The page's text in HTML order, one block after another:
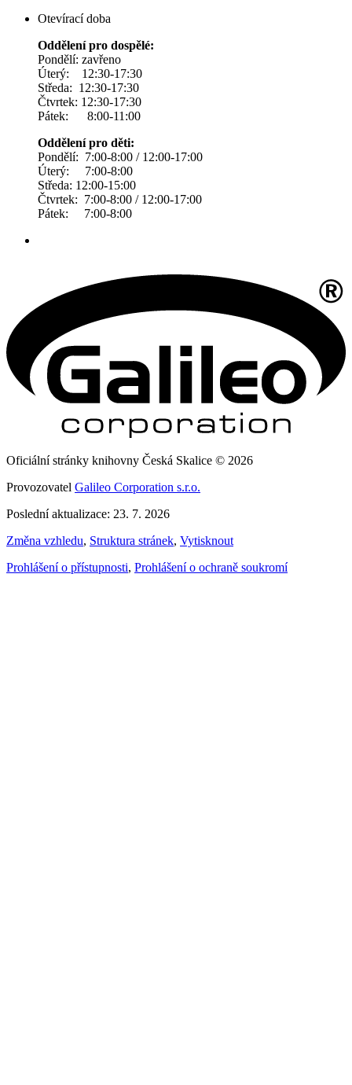
Otevírací doba
Oddělení pro dospělé:
Pondělí: zavřeno
Úterý: 12:30-17:30
Středa: 12:30-17:30
Čtvrtek: 12:30-17:30
Pátek: 8:00-11:00
Oddělení pro děti:
Pondělí: 7:00-8:00 / 12:00-17:00
Úterý: 7:00-8:00
Středa: 12:00-15:00
Čtvrtek: 7:00-8:00 / 12:00-17:00
Pátek: 7:00-8:00
Oficiální stránky knihovny Česká Skalice © 2026
Provozovatel Galileo Corporation s.r.o.
Poslední aktualizace: 23. 7. 2026
Změna vzhledu, Struktura stránek, Vytisknout
Prohlášení o přístupnosti, Prohlášení o ochraně soukromí